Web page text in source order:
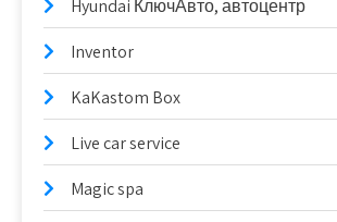
Hyundai КлючАвто, автоцентр
Inventor
KaKastom Box
Live car service
Magic spa